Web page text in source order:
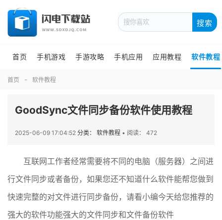
搜索
首页 手机游戏 手游攻略 手机应用 应用教程 软件教程
首页 软件教程
GoodSync文件同步备份软件使用教程
2025-06-09 17:04:52 分类： 软件教程 • 阅读： 472
互联网工作者经常需要将不同的电脑（服务器）之间进
行文件同步或者备份，如果您还不知道什么软件能帮您做到
快速完整的对文件进行同步备份，请看小编今天给您推荐的
强大的软件功能强大的文件同步和文件备份软件